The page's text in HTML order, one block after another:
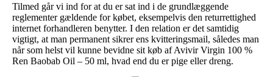
Tilmed går vi ind for at du er sat ind i de grundlæggende
reglementer gældende for købet, eksempelvis den returrettighed
internet forhandleren benytter. I den relation er det samtidig
vigtigt, at man permanent sikrer ens kvitteringsmail, således man
når som helst vil kunne bevidne sit køb af Avivir Virgin 100 %
Ren Baobab Oil – 50 ml, hvad end du er pige eller dreng.